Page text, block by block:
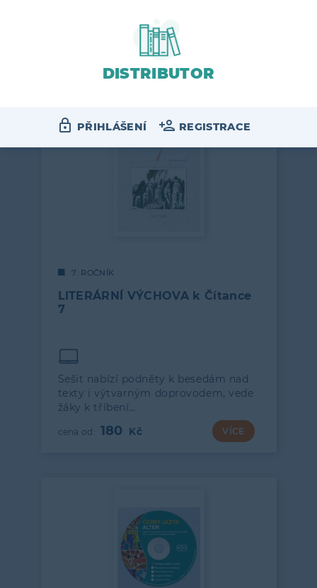
a příslušné ročníky…
7. ROČNÍK
LITERÁRNÍ VÝCHOVA k Čítance
7
Sešit nabízí podněty k besedám nad
texty i výtvarným doprovodem, vede
žáky k tříbení…
180 VÍCE
DISTRIBUTOR
PŘIHLÁŠENÍ REGISTRACE